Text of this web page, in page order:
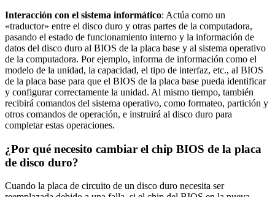
Interacción con el sistema informático: Actúa como un
«traductor» entre el disco duro y otras partes de la computadora,
pasando el estado de funcionamiento interno y la información de
datos del disco duro al BIOS de la placa base y al sistema operativo
de la computadora. Por ejemplo, informa de información como el
modelo de la unidad, la capacidad, el tipo de interfaz, etc., al BIOS
de la placa base para que el BIOS de la placa base pueda identificar
y configurar correctamente la unidad. Al mismo tiempo, también
recibirá comandos del sistema operativo, como formateo, partición y
otros comandos de operación, e instruirá al disco duro para
completar estas operaciones.
¿Por qué necesito cambiar el chip BIOS de la placa
de disco duro?
Cuando la placa de circuito de un disco duro necesita ser